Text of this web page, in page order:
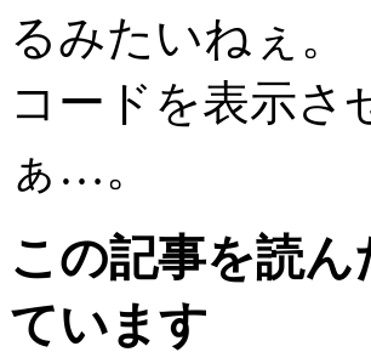
るみたいねぇ。
コードを表示さ
ぁ…。
この記事を読
ています